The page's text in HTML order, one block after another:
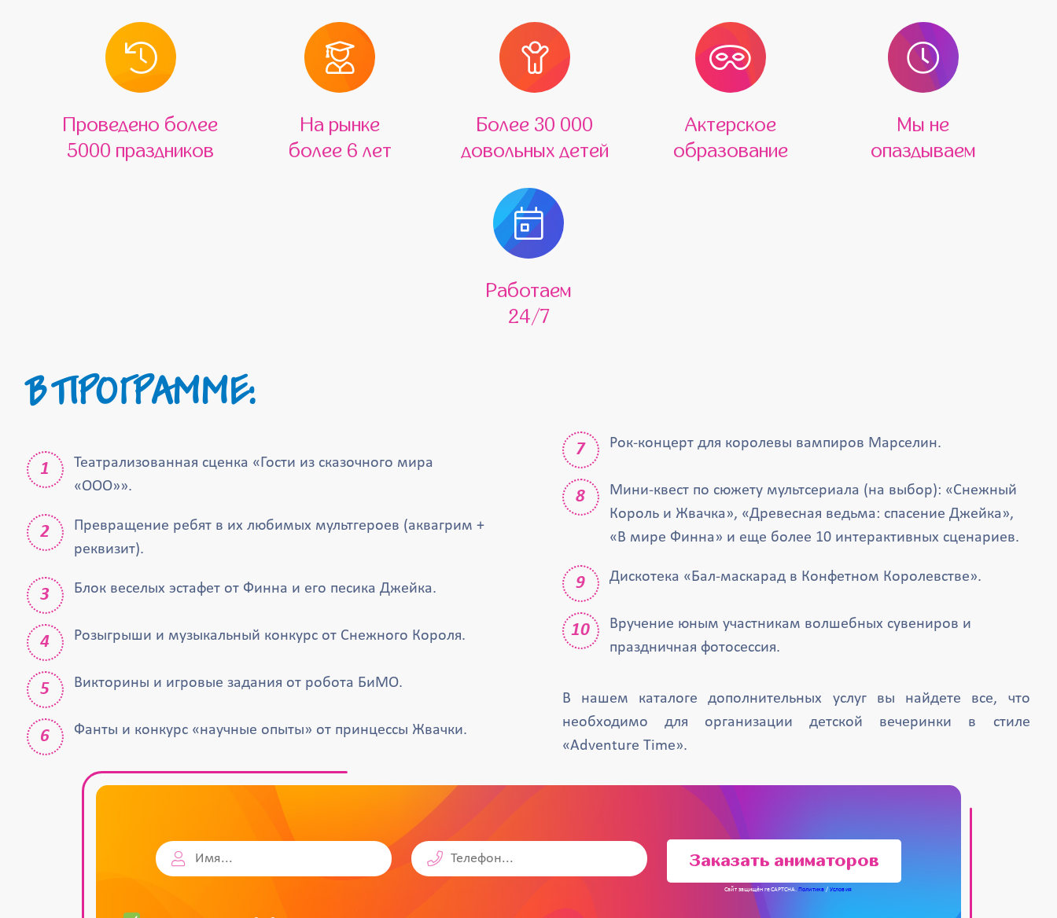
Проведено более
5000 праздников
На рынке
более 6 лет
Более 30 000
довольных детей
Актерское
образование
Мы не
опаздываем
Работаем
24/7
В ПРОГРАММЕ:
Театрализованная сценка «Гости из сказочного мира
«ООО»».
Превращение ребят в их любимых мультгероев (аквагрим +
реквизит).
Блок веселых эстафет от Финна и его песика Джейка.
Розыгрыши и музыкальный конкурс от Снежного Короля.
Викторины и игровые задания от робота БиМО.
Фанты и конкурс «научные опыты» от принцессы Жвачки.
Рок-концерт для королевы вампиров Марселин.
Мини-квест по сюжету мультсериала (на выбор): «Снежный
Король и Жвачка», «Древесная ведьма: спасение Джейка»,
«В мире Финна» и еще более 10 интерактивных сценариев.
Дискотека «Бал-маскарад в Конфетном Королевстве».
Вручение юным участникам волшебных сувениров и
праздничная фотосессия.
В нашем каталоге дополнительных услуг вы найдете все, что
необходимо для организации детской вечеринки в стиле
«Adventure Time».
Заказать аниматоров
Сайт защищён reCAPTCHA. Политика/Условия